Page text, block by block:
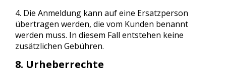
4. Die Anmeldung kann auf eine Ersatzperson
übertragen werden, die vom Kunden benannt
werden muss. In diesem Fall entstehen keine
zusätzlichen Gebühren.
8. Urheberrechte